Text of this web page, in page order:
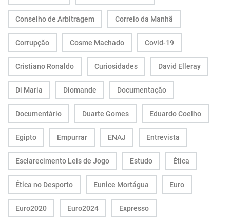
Conselho de Arbitragem Correio da Manhã
Corrupção Cosme Machado Covid-19
Cristiano Ronaldo Curiosidades David Elleray
Di Maria Diomande Documentação
Documentário Duarte Gomes Eduardo Coelho
Egipto Empurrar ENAJ Entrevista
Esclarecimento Leis de Jogo Estudo Ética
Ética no Desporto Eunice Mortágua Euro
Euro2020 Euro2024 Expresso